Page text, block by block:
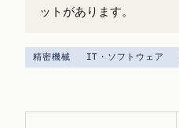
ットがあります。
精密機械 IT・ソフトウェア